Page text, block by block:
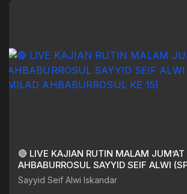
🔴 LIVE KAJIAN RUTIN MALAM JUM’AT
AHBABURROSUL SAYYID SEIF ALWI
AHBABURROSUL KE 15)
Sayyid Seif Alwi Iskandar